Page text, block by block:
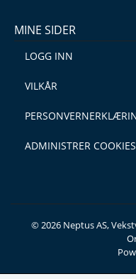
MINE SIDER
LOGG INN
VILKÅR
ADMINISTRER COOKIES
© 2026 Neptus AS,